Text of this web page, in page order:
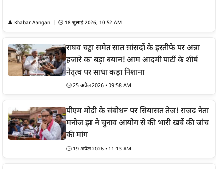
👤 Khabar Aangan | 🕒 18 जुलाई 2026, 10:52 AM
राघव चड्ढा समेत सात सांसदों के इस्तीफे पर अन्ना
हजारे का बड़ा बयान! आम आदमी पार्टी के शीर्ष
नेतृत्व पर साधा कड़ा निशाना
🕒 25 अप्रैल 2026 • 09:58 AM
पीएम मोदी के संबोधन पर सियासत तेज! राजद नेता
मनोज झा ने चुनाव आयोग से की भारी खर्चे की जांच
की मांग
🕒 19 अप्रैल 2026 • 11:13 AM